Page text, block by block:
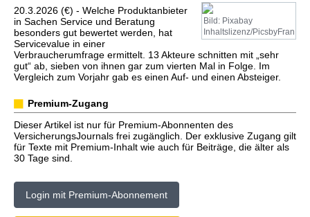
Bild: Pixabay
Inhaltslizenz/PicsbyFran
20.3.2026 (€) - Welche Produktanbieter
in Sachen Service und Beratung
besonders gut bewertet werden, hat
Servicevalue in einer
Verbraucherumfrage ermittelt. 13 Akteure schnitten mit „sehr
gut“ ab, sieben von ihnen gar zum vierten Mal in Folge. Im
Vergleich zum Vorjahr gab es einen Auf- und einen Absteiger.
Premium-Zugang
Dieser Artikel ist nur für Premium-Abonnenten des
VersicherungsJournals frei zugänglich. Der exklusive Zugang gilt
für Texte mit Premium-Inhalt wie auch für Beiträge, die älter als
30 Tage sind.
Login mit Premium-Abonnement